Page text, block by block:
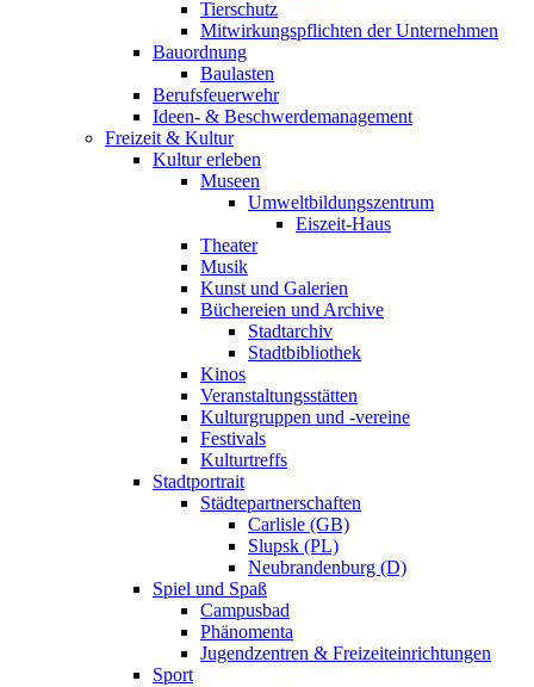
Tierschutz
Mitwirkungspflichten der Unternehmen
Bauordnung
Baulasten
Berufsfeuerwehr
Ideen- & Beschwerdemanagement
Freizeit & Kultur
Kultur erleben
Museen
Umweltbildungszentrum
Eiszeit-Haus
Theater
Musik
Kunst und Galerien
Büchereien und Archive
Stadtarchiv
Stadtbibliothek
Kinos
Veranstaltungsstätten
Kulturgruppen und -vereine
Festivals
Kulturtreffs
Stadtportrait
Städtepartnerschaften
Carlisle (GB)
Slupsk (PL)
Neubrandenburg (D)
Spiel und Spaß
Campusbad
Phänomenta
Jugendzentren & Freizeiteinrichtungen
Sport